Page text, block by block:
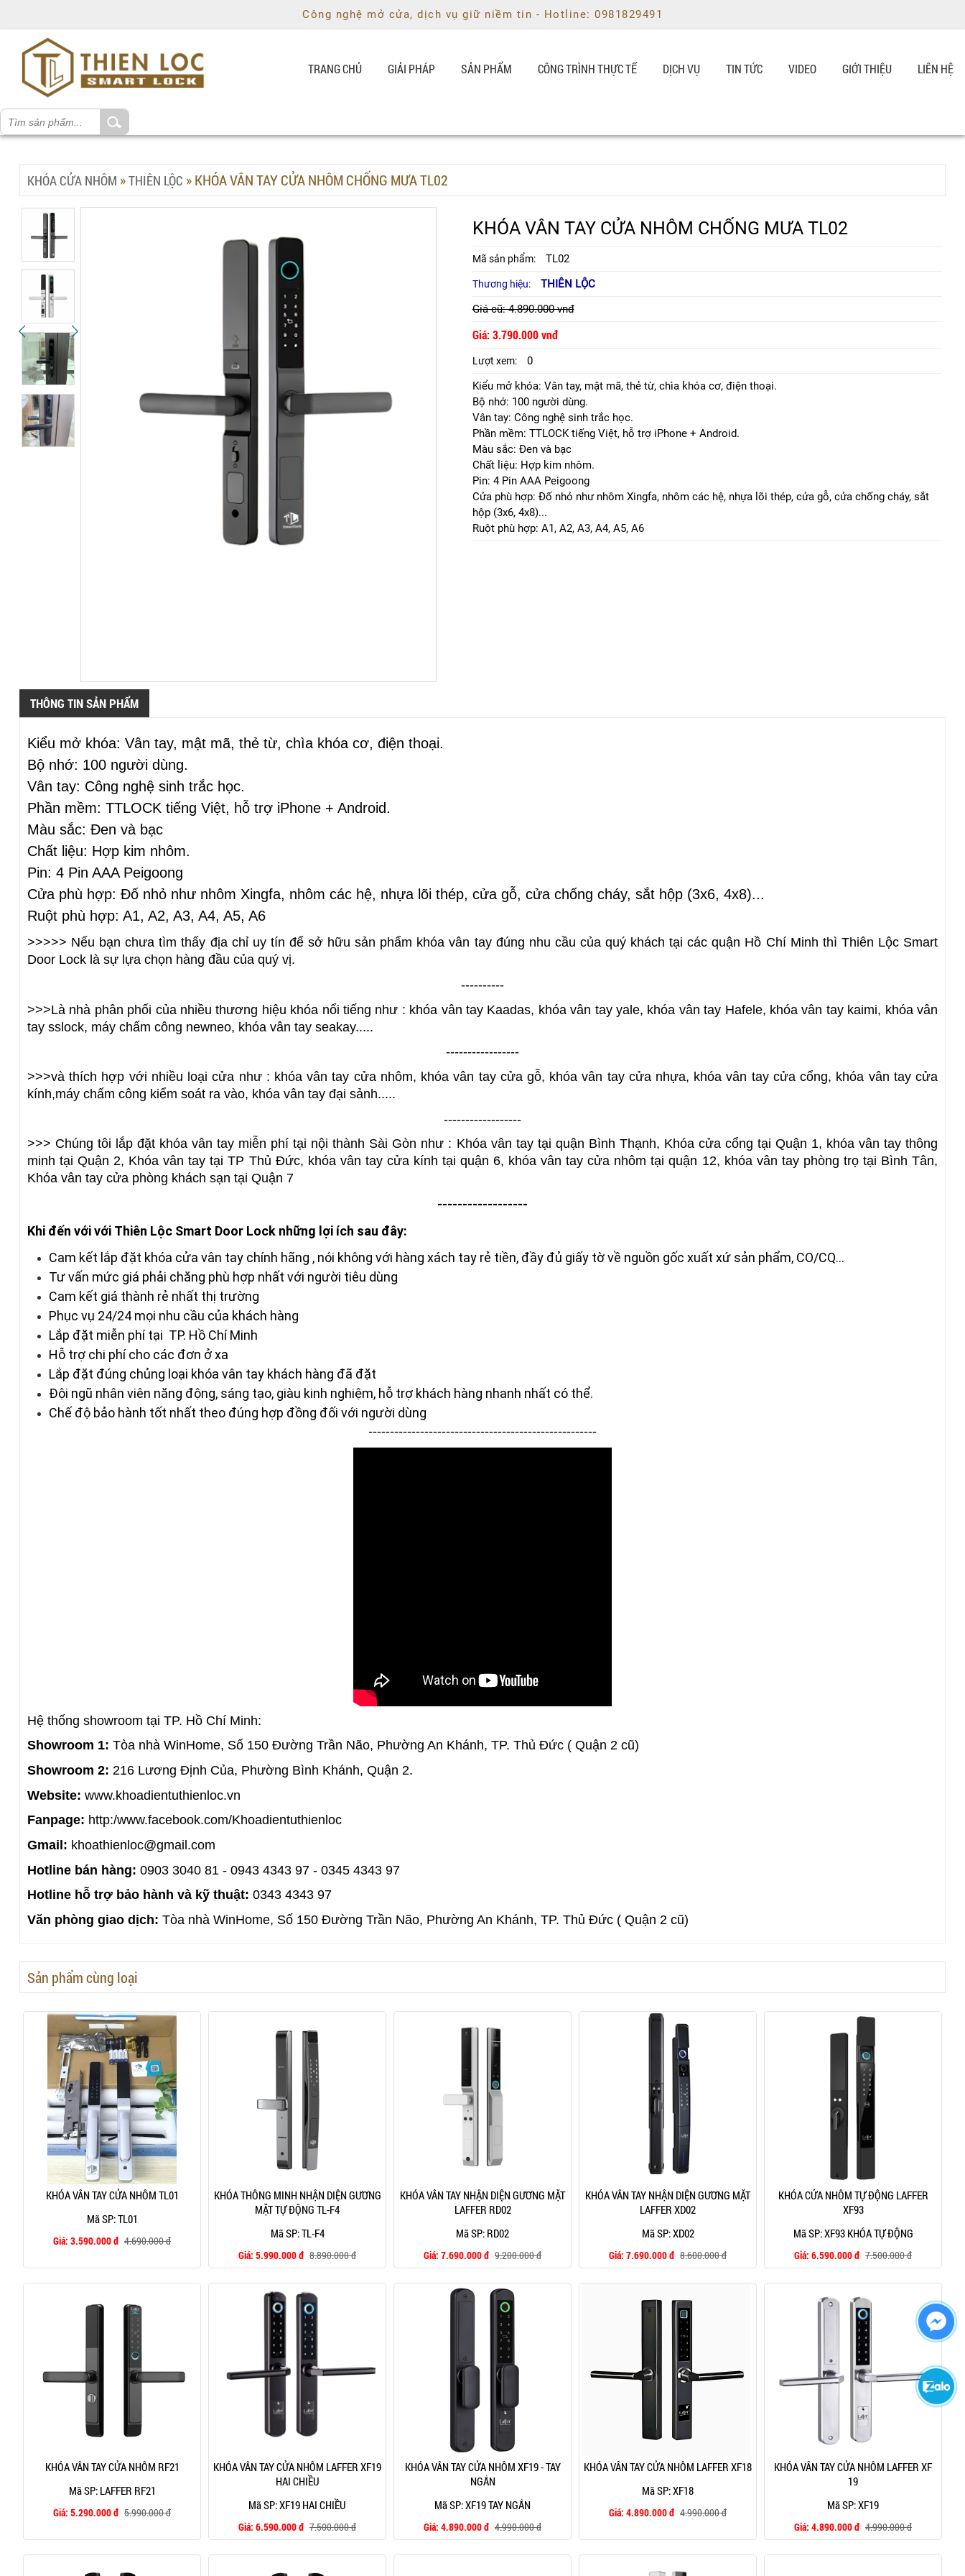
70000,
0981829491
Công nghệ mở cửa, dịch vụ giữ niềm tin - Hotline: 0981829491
TRANG CHỦ GIẢI PHÁP SẢN PHẨM CÔNG TRÌNH THỰC TẾ DỊCH VỤ TIN TỨC VIDEO GIỚI THIỆU LIÊN HỆ
KHÓA CỬA NHÔM »THIÊN LỘC »KHÓA VÂN TAY CỬA NHÔM CHỐNG MƯA TL02
KHÓA VÂN TAY CỬA NHÔM CHỐNG MƯA TL02
Mã sản phẩm: TL02
Thương hiệu:
THIÊN LỘC
Giá cũ: 4.890.000 vnđ
Giá: 3.790.000 vnđ
Lượt xem:
0
Kiểu mở khóa: Vân tay, mật mã, thẻ từ, chìa khóa cơ, điện thoại.
Bộ nhớ: 100 người dùng.
Vân tay: Công nghệ sinh trắc học.
Phần mềm: TTLOCK tiếng Việt, hỗ trợ iPhone + Android.
Màu sắc: Đen và bạc
Chất liệu: Hợp kim nhôm.
Pin: 4 Pin AAA Peigoong
Cửa phù hợp: Đố nhỏ như nhôm Xingfa, nhôm các hệ, nhựa lõi thép, cửa gỗ, cửa chống cháy, sắt
hộp (3x6, 4x8)...
Ruột phù hợp: A1, A2, A3, A4, A5, A6
THÔNG TIN SẢN PHẨM
Kiểu mở khóa: Vân tay, mật mã, thẻ từ, chìa khóa cơ, điện thoại.
Bộ nhớ: 100 người dùng.
Vân tay: Công nghệ sinh trắc học.
Phần mềm: TTLOCK tiếng Việt, hỗ trợ iPhone + Android.
Màu sắc: Đen và bạc
Chất liệu: Hợp kim nhôm.
Pin: 4 Pin AAA Peigoong
Cửa phù hợp: Đố nhỏ như nhôm Xingfa, nhôm các hệ, nhựa lõi thép, cửa gỗ, cửa chống cháy, sắt hộp (3x6, 4x8)...
Ruột phù hợp: A1, A2, A3, A4, A5, A6
>>>>> Nếu bạn chưa tìm thấy địa chỉ uy tín để sở hữu sản phẩm khóa vân tay đúng nhu cầu của quý khách tại các quận Hồ Chí Minh thì Thiên Lộc Smart
Door Lock là sự lựa chọn hàng đầu của quý vị.
----------
>>>Là nhà phân phối của nhiều thương hiệu khóa nổi tiếng như : khóa vân tay Kaadas, khóa vân tay yale, khóa vân tay Hafele, khóa vân tay kaimi, khóa vân
tay sslock, máy chấm công newneo, khóa vân tay seakay.....
-----------------
>>>và thích hợp với nhiều loại cửa như : khóa vân tay cửa nhôm, khóa vân tay cửa gỗ, khóa vân tay cửa nhựa, khóa vân tay cửa cổng, khóa vân tay cửa
kính,máy chấm công kiểm soát ra vào, khóa vân tay đại sảnh.....
------------------
>>> Chúng tôi lắp đặt khóa vân tay miễn phí tại nội thành Sài Gòn như : Khóa vân tay tại quận Bình Thạnh, Khóa cửa cổng tại Quận 1, khóa vân tay thông
minh tại Quận 2, Khóa vân tay tại TP Thủ Đức, khóa vân tay cửa kính tại quận 6, khóa vân tay cửa nhôm tại quận 12, khóa vân tay phòng trọ tại Bình Tân,
Khóa vân tay cửa phòng khách sạn tại Quận 7
------------------
Khi đến với với Thiên Lộc Smart Door Lock những lợi ích sau đây:
Cam kết lắp đặt khóa cửa vân tay chính hãng , nói không với hàng xách tay rẻ tiền, đầy đủ giấy tờ về nguồn gốc xuất xứ sản phẩm, CO/CQ...
Tư vấn mức giá phải chăng phù hợp nhất với người tiêu dùng
Cam kết giá thành rẻ nhất thị trường
Phục vụ 24/24 mọi nhu cầu của khách hàng
Lắp đặt miễn phí tại TP. Hồ Chí Minh
Hỗ trợ chi phí cho các đơn ở xa
Lắp đặt đúng chủng loại khóa vân tay khách hàng đã đặt
Đội ngũ nhân viên năng động, sáng tạo, giàu kinh nghiệm, hỗ trợ khách hàng nhanh nhất có thể.
Chế độ bảo hành tốt nhất theo đúng hợp đồng đối với người dùng
-----------------------------------------------------
Hệ thống showroom tại TP. Hồ Chí Minh:
Showroom 1: Tòa nhà WinHome, Số 150 Đường Trần Não, Phường An Khánh, TP. Thủ Đức ( Quận 2 cũ)
Showroom 2: 216 Lương Định Của, Phường Bình Khánh, Quận 2.
Website: www.khoadientuthienloc.vn
Fanpage: http:/www.facebook.com/Khoadientuthienloc
Gmail: khoathienloc@gmail.com
Hotline bán hàng: 0903 3040 81 - 0943 4343 97 - 0345 4343 97
Hotline hỗ trợ bảo hành và kỹ thuật: 0343 4343 97
Văn phòng giao dịch: Tòa nhà WinHome, Số 150 Đường Trần Não, Phường An Khánh, TP. Thủ Đức ( Quận 2 cũ)
Sản phẩm cùng loại
KHÓA VÂN TAY CỬA NHÔM TL01
Mã SP: TL01
Giá: 3.590.000 đ 4.690.000 đ
KHÓA THÔNG MINH NHẬN DIỆN GƯƠNG
MẶT TỰ ĐỘNG TL-F4
Mã SP: TL-F4
Giá: 5.990.000 đ 8.890.000 đ
KHÓA VÂN TAY NHẬN DIỆN GƯƠNG MẶT
LAFFER RD02
Mã SP: RD02
Giá: 7.690.000 đ 9.200.000 đ
KHÓA VÂN TAY NHẬN DIỆN GƯƠNG MẶT
LAFFER XD02
Mã SP: XD02
Giá: 7.690.000 đ 8.600.000 đ
KHÓA CỬA NHÔM TỰ ĐỘNG LAFFER
XF93
Mã SP: XF93 KHÓA TỰ ĐỘNG
Giá: 6.590.000 đ 7.500.000 đ
KHÓA VÂN TAY CỬA NHÔM RF21
Mã SP: LAFFER RF21
Giá: 5.290.000 đ 5.990.000 đ
KHÓA VÂN TAY CỬA NHÔM LAFFER XF19
HAI CHIỀU
Mã SP: XF19 HAI CHIỀU
Giá: 6.590.000 đ 7.500.000 đ
KHÓA VÂN TAY CỬA NHÔM XF19 - TAY
NGẮN
Mã SP: XF19 TAY NGẮN
Giá: 4.890.000 đ 4.990.000 đ
KHÓA VÂN TAY CỬA NHÔM LAFFER XF18
Mã SP: XF18
Giá: 4.890.000 đ 4.990.000 đ
KHÓA VÂN TAY CỬA NHÔM LAFFER XF
19
Mã SP: XF19
Giá: 4.890.000 đ 4.990.000 đ